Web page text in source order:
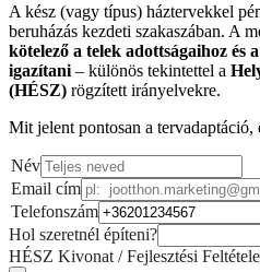
A kész (vagy típus) háztervekkel
beruházás kezdeti szakaszában. A
kötelező a telek adottságaihoz és
igazítani – különös tekintettel a
(HÉSZ) rögzített irányelvekre.
Mit jelent pontosan a
Név
Email cím
Telefonszám
Hol szeretnél építeni?
HÉSZ Kivonat / Fejlesztési